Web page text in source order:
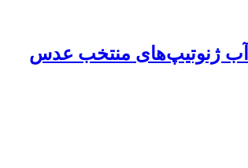
آب ژنوتیپ‌های منتخب عدس